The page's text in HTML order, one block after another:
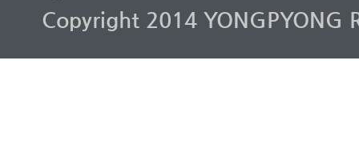
Copyright 2014 YONGPYONG